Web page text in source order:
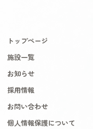
トップページ
施設一覧
お知らせ
採用情報
お問い合わせ
個人情報保護について